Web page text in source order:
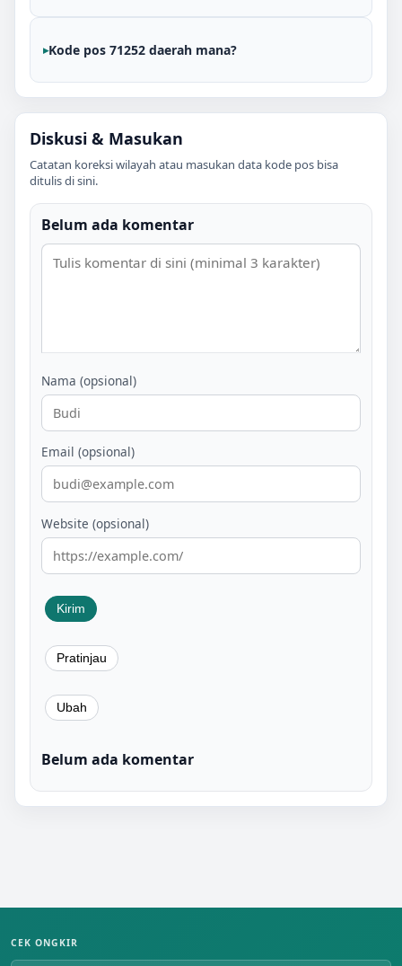
Kode pos 71252 daerah mana?
Diskusi & Masukan
Catatan koreksi wilayah atau masukan data kode pos bisa
ditulis di sini.
Belum ada komentar
Nama (opsional)
Email (opsional)
Website (opsional)
Belum ada komentar
CEK ONGKIR